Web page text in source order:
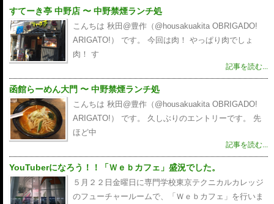
すてーき亭 中野店 〜 中野禁煙ランチ処
こんちは 秋田@豊作（@housakuakita‎ OBRIGADO!
ARIGATO!） です。 今回は肉！ やっぱり肉でしょ
肉！ す
記事を読む...
函館らーめん大門 〜 中野禁煙ランチ処
こんちは 秋田@豊作（@housakuakita‎ OBRIGADO!
ARIGATO!） です。 久しぶりのエントリーです。 先
ほど中
記事を読む...
YouTuberになろう！！「Ｗｅｂカフェ」盛況でした。
５月２２日金曜日に専門学校東京テクニカルカレッジ
のフューチャールームで、「Ｗｅｂカフェ」を行いま